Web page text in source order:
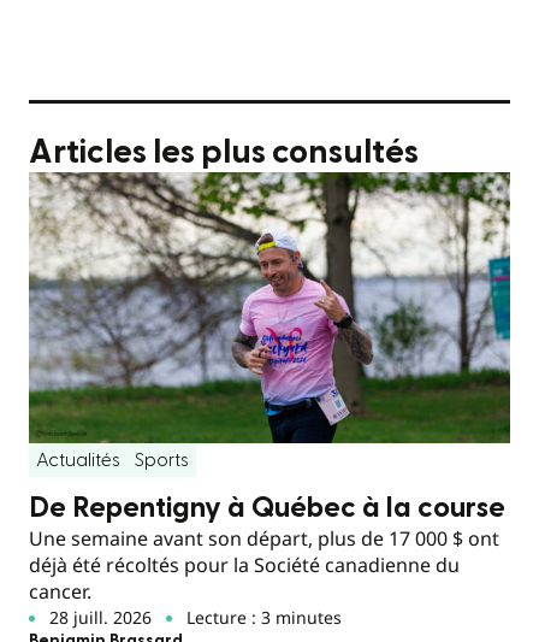
Articles les plus consultés
Actualités Sports
De Repentigny à Québec à la course
Une semaine avant son départ, plus de 17 000 $ ont
déjà été récoltés pour la Société canadienne du
cancer.
28 juill. 2026 Lecture : 3 minutes